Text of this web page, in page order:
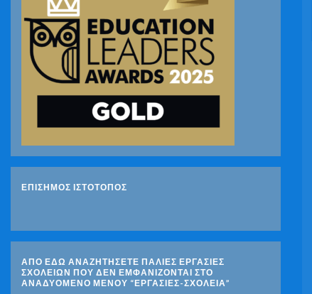
ΕΠΙΣΗΜΟΣ ΙΣΤΟΤΟΠΟΣ
ΑΠΟ ΕΔΩ ΑΝΑΖΗΤΗΣΕΤΕ ΠΑΛΙΕΣ ΕΡΓΑΣΙΕΣ
ΣΧΟΛΕΙΩΝ ΠΟΥ ΔΕΝ ΕΜΦΑΝΙΖΟΝΤΑΙ ΣΤΟ
ΑΝΑΔΥΟΜΕΝΟ ΜΕΝΟΥ “ΕΡΓΑΣΙΕΣ-ΣΧΟΛΕΙΑ”